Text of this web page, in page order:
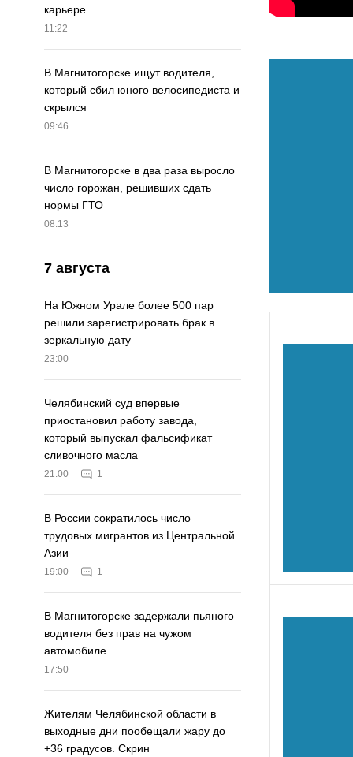
карьере
11:22
В Магнитогорске ищут водителя,
который сбил юного велосипедиста и
скрылся
09:46
В Магнитогорске в два раза выросло
число горожан, решивших сдать
нормы ГТО
08:13
7 августа
На Южном Урале более 500 пар
решили зарегистрировать брак в
зеркальную дату
23:00
Челябинский суд впервые
приостановил работу завода,
который выпускал фальсификат
сливочного масла
21:00 1
В России сократилось число
трудовых мигрантов из Центральной
Азии
19:00 1
В Магнитогорске задержали пьяного
водителя без прав на чужом
автомобиле
17:50
Жителям Челябинской области в
выходные дни пообещали жару до
+36 градусов. Скрин